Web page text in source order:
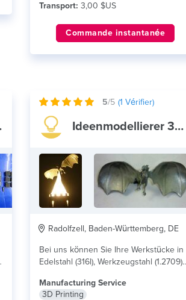
Transport: 3,00 $US
Commande instantanée
Ltd.
5/5 (1 Vérifier)
Ideenmodellierer 3D Druck
Radolfzell, Baden-Württemberg, DE
Bei uns können Sie Ihre Werkstücke in
Edelstahl (316l), Werkzeugstahl (1.2709)
Manufacturing Service
3D Printing